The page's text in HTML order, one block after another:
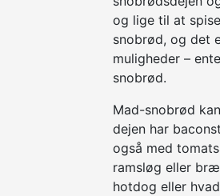
og lige til at
snobrød, og det
muligheder –
snobrød.
Mad-snobrød
dejen har
også med
ramsløg eller
hotdog eller